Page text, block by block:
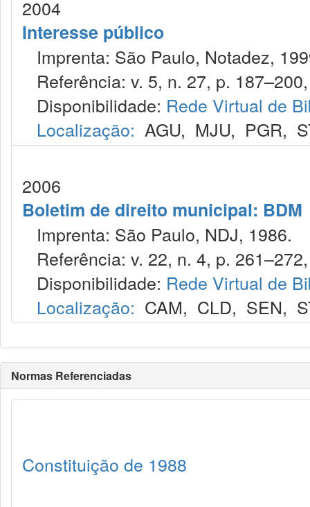
2004
Interesse público
Imprenta: São Paulo, Notadez,
Referência: v. 5, n. 27, p.
Disponibilidade: Rede Virtual de
Localização: AGU, MJU, PGR,
2006
Boletim de direito municipal: BDM
Imprenta: São Paulo, NDJ, 1986.
Referência: v. 22, n. 4, p.
Disponibilidade: Rede Virtual de
Localização: CAM, CLD, SEN,
Normas Referenciadas
Constituição de 1988